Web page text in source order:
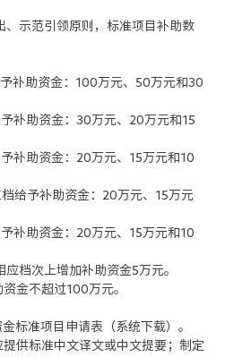
示范引领原则，标准项目补助数
助资金：100万元、50万元和30
助资金：30万元、20万元和15
助资金：20万元、15万元和10
予补助资金：20万元、15万元
助资金：20万元、15万元和10
档次上增加补助资金5万元。
金不超过100万元。
标准项目申请表（系统下载）。
供标准中文译文或中文提要；制定